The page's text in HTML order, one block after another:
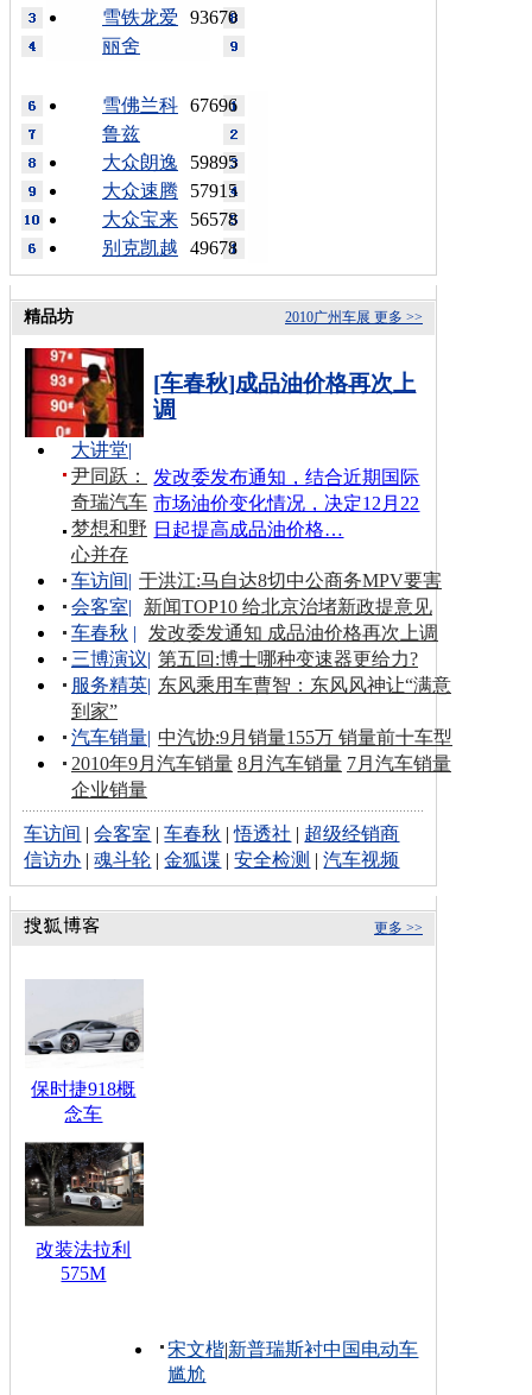
93670
雪铁龙爱
丽舍
67696
雪佛兰科
鲁兹
59895
大众朗逸
57915
大众速腾
56578
大众宝来
49678
别克凯越
更多 >>
2010广州车展
精品坊
[车春秋]成品油价格再次上
调
发改委发布通知，结合近期国际
市场油价变化情况，决定12月22
日起提高成品油价格…
大讲堂|
尹同跃：
奇瑞汽车
梦想和野
心并存
车访间| 于洪江:马自达8切中公商务MPV要害
会客室|
新闻TOP10 给北京治堵新政提意见
车春秋 |
发改委发通知 成品油价格再次上调
三博演议| 第五回:博士哪种变速器更给力?
服务精英| 东风乘用车曹智：东风风神让“满意
到家”
汽车销量| 中汽协:9月销量155万 销量前十车型
2010年9月汽车销量 8月汽车销量 7月汽车销量
企业销量
车访间 |会客室 |车春秋 |悟透社 | 超级经销商
信访办 |魂斗轮 |金狐谍 |安全检测 |汽车视频
更多 >>
保时捷918概
念车
改装法拉利
575M
宋文楷|新普瑞斯衬中国电动车
尴尬